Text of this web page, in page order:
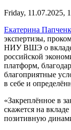
Friday, 11.07.2025,
Екатерина
экспертизы,
НИУ ВШЭ о вкладе
российской
платформ,
благоприятные
в себе и
«Закреплённое в
скажется на
позитивную